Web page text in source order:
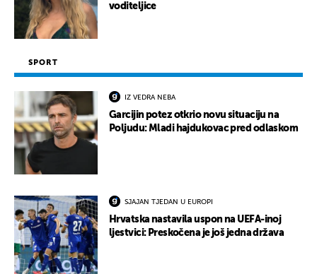
voditeljice
SPORT
IZ VEDRA NEBA
Garcijin potez otkrio novu situaciju na
Poljudu: Mladi hajdukovac pred odlaskom
SJAJAN TJEDAN U EUROPI
Hrvatska nastavila uspon na UEFA-inoj
ljestvici: Preskočena je još jedna država